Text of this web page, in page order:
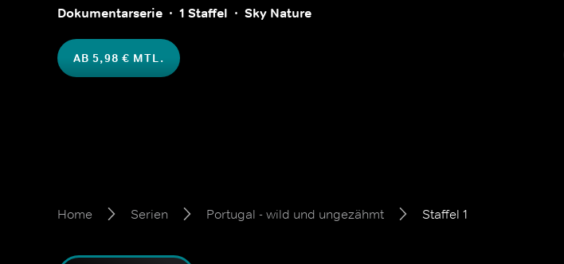
Dokumentarserie 1 Staffel Sky Nature
AB 5,98 € MTL.
Home Serien Portugal - wild und ungezähmt Staffel 1